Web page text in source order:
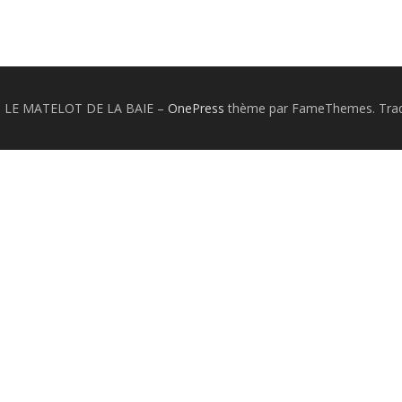
MATELOT DE LA BAIE – OnePress thème par FameThemes.